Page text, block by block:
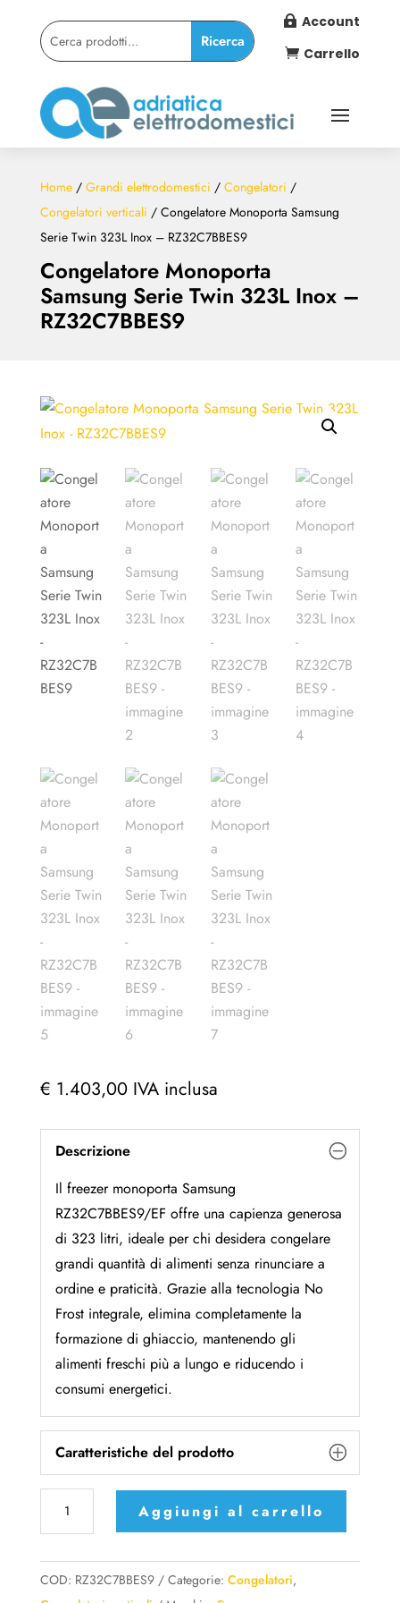
 Account
 Carrello
Congelatore Monoporta
Samsung Serie Twin 323L Inox –
RZ32C7BBES9
Home/ Grandi elettrodomestici / Congelatori /
Congelatori verticali / Congelatore Monoporta Samsung
Serie Twin 323L Inox – RZ32C7BBES9
€ 1.403,00 IVA inclusa
Descrizione
Il freezer monoporta Samsung
RZ32C7BBES9/EF offre una capienza generosa
di 323 litri, ideale per chi desidera congelare
grandi quantità di alimenti senza rinunciare a
ordine e praticità. Grazie alla tecnologia No
Frost integrale, elimina completamente la
formazione di ghiaccio, mantenendo gli
alimenti freschi più a lungo e riducendo i
consumi energetici.
Caratteristiche del prodotto
Serie
Aggiungi al carrello
COD: RZ32C7BBES9 Categorie: Congelatori,